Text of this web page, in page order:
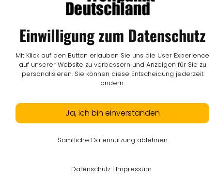
Einwilligung zum Datenschutz
Mit Klick auf den Button erlauben Sie uns die User Experience
auf unserer Website zu verbessern und Anzeigen für Sie zu
personalisieren. Sie können diese Entscheidung jederzeit
ändern.
Ja, ich bin einverstanden
Sämtliche Datennutzung ablehnen
Datenschutz | Impressum